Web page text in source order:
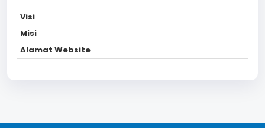
Visi
Misi
Alamat Website